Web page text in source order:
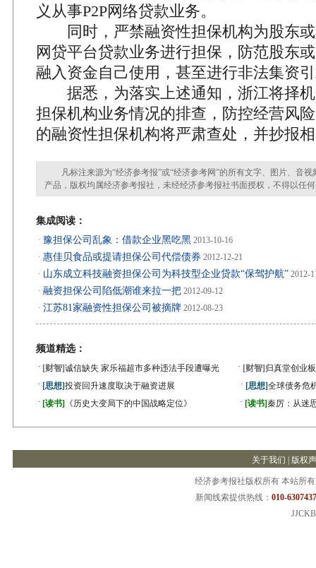
义从事P2P网络贷款业务。
同时，严禁融资性担保机构为股东或
网贷平台贷款业务进行担保，防范股东
融入资金自己使用，甚至进行非法集资
据悉，为落实上述通知，浙江将择机
担保机构业务情况的排查，防控经营风
的融资性担保机构将严肃查处，并抄报
凡标注来源为“经济参考报”或“经济参考网”的所有文字、图片、音视
产品，版权均属经济参考报社，未经经济参考报社书面授权，不得以任
集成阅读：
· 豫担保公司乱象：借款企业黑吃黑 2013-10-16
· 惠佳贝食品或提请担保公司代偿债券 2012-12-21
· 山东成立科技融资担保公司为科技型企业贷款“保驾护航” 2012-
· 融资担保公司陷低潮谁来拉一把 2012-09-12
· 江苏81家融资性担保公司被摘牌 2012-08-23
频道精选：
· [财智]诚信缺失 家乐福超市多种违法手段遭曝光 · [财智] 归真堂创业
· [思想]投资回升速度取决于融资进展 · [思想]全球债务危
· [读书] 《历史大变局下的中国战略定位》 · [读书]秦厉：从迷
关于我们 版权
经济参考报社版权所有 本站所
新闻线索提供热线： 010-